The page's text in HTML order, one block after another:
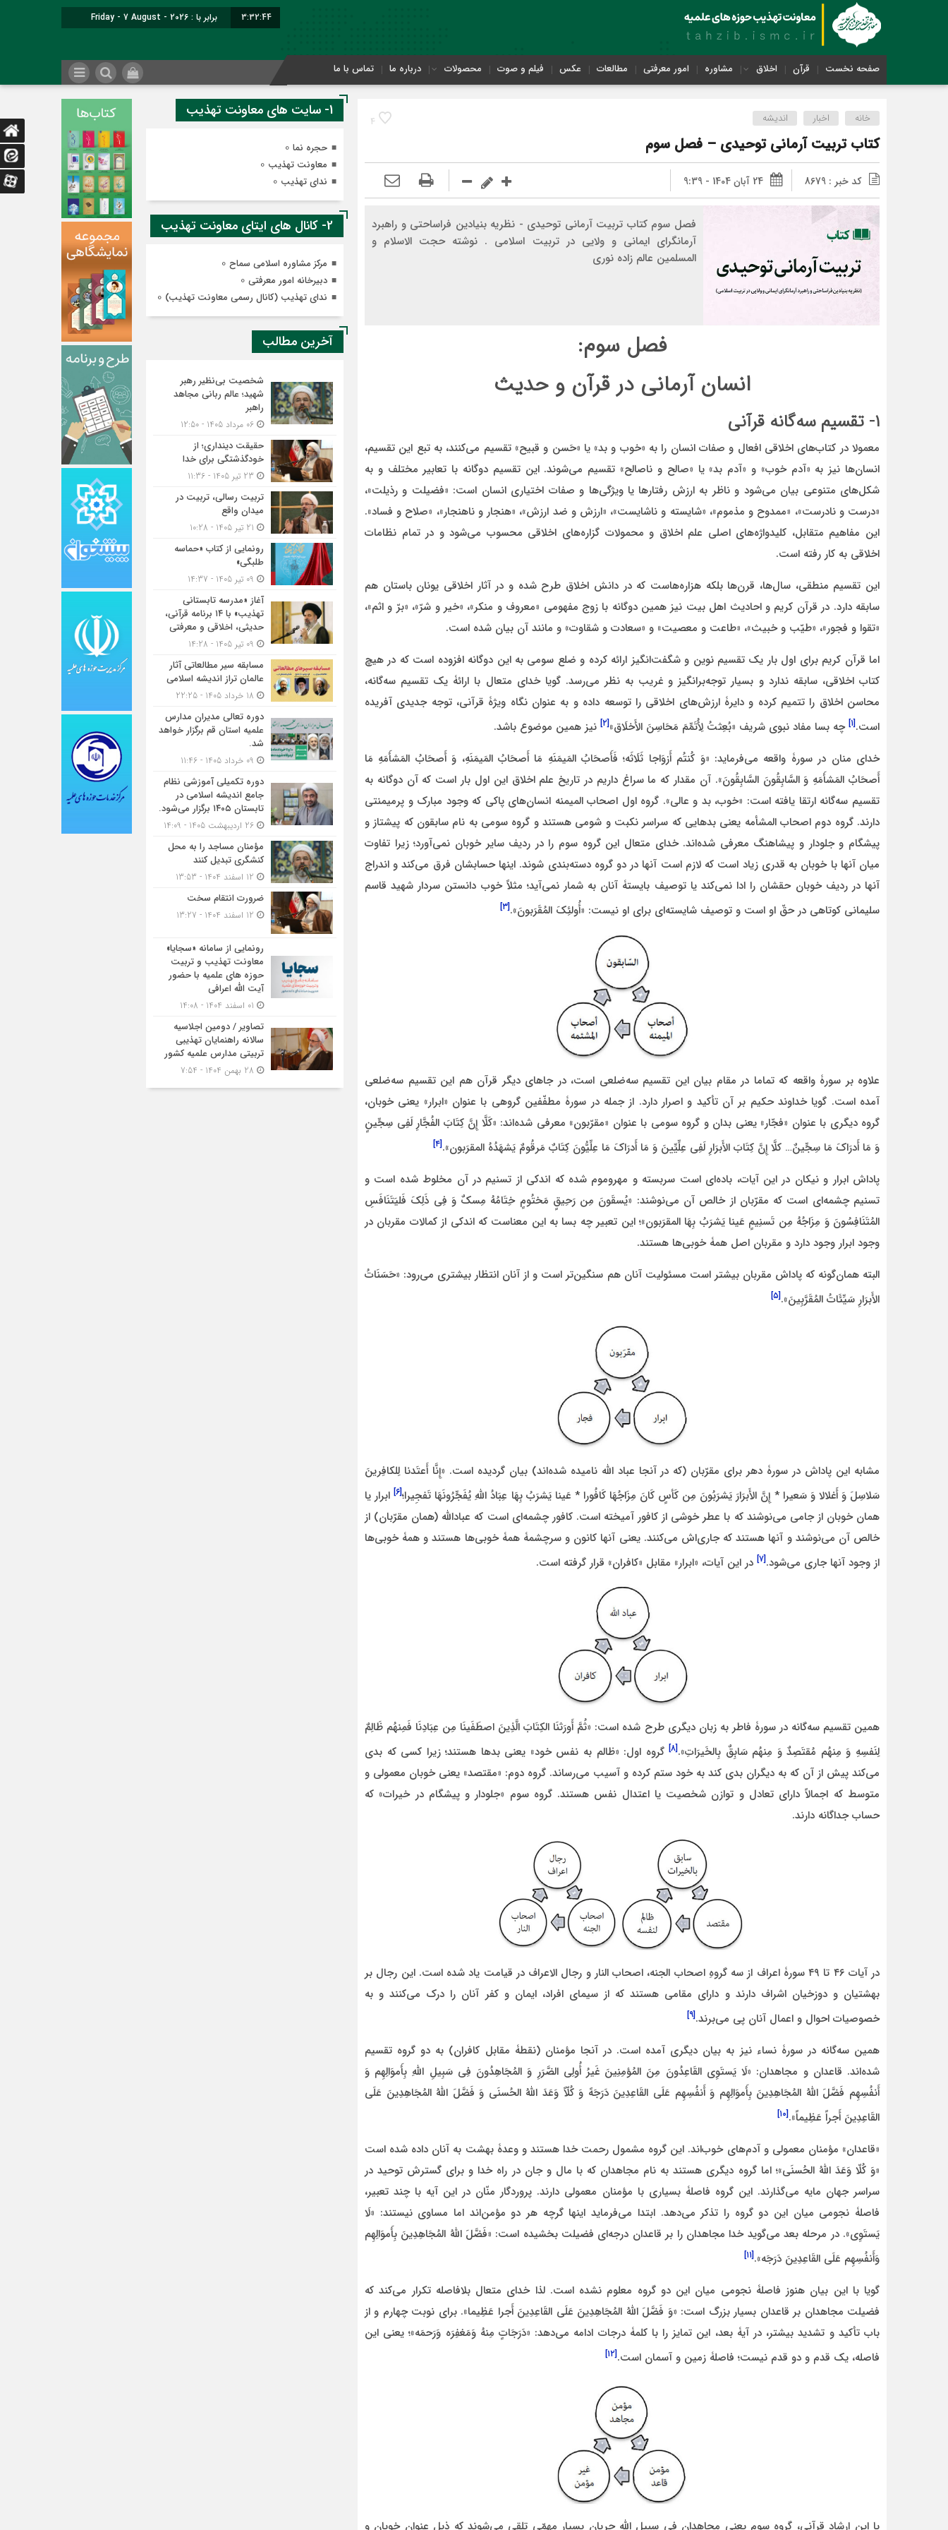
3:32:44 برابر با : Friday - 7 August - 2026
صفحه نخست قرآن اخلاق مشاوره امور معرفتی مطالعات عکس فیلم و صوت محصولات درباره ما تماس با ما
4 خانه اخبار اندیشه
کتاب تربیت آرمانی توحیدی – فصل سوم
کد خبر : 8679 24 آبان 1404 - 9:39
فصل سوم کتاب تربیت آرمانی توحیدی - نظریه بنیادین فراساحتی و راهبرد
آرمانگرای ایمانی و ولایی در تربیت اسلامی . نوشته حجت الاسلام و
المسلمین عالم زاده نوری
فصل سوم:
انسان آرمانی در قرآن و حدیث
۱- تقسیم سه‌گانۀ قرآنی
معمولا در کتاب‌های اخلاقی افعال و صفات انسان را به «خوب و بد» یا «حَسن و قبیح» تقسیم می‌کنند، به تبع این تقسیم،
انسان‌ها نیز به «آدم خوب» و «آدم بد» یا «صالح و ناصالح» تقسیم می‌شوند. این تقسیم دوگانه با تعابیر مختلف و به
شکل‌های متنوعی بیان می‌شود و ناظر به ارزش رفتارها یا ویژگی‌ها و صفات اختیاری انسان است: «فضیلت و رذیلت»،
«درست و نادرست»، «ممدوح و مذموم»، «شایسته و ناشایست»، «ارزش و ضد ارزش»، «هنجار و ناهنجار»، «صلاح و فساد».
این مفاهیم متقابل، کلیدواژه‌های اصلی علم اخلاق و محمولات گزاره‌های اخلاقی محسوب می‌شود و در تمام نظامات
اخلاقی به کار رفته است.
این تقسیم منطقی، سال‌ها، قرن‌ها بلکه هزاره‌هاست که در دانش اخلاق طرح شده و در آثار اخلاقی یونان باستان هم
سابقه دارد. در قرآن کریم و احادیث اهل بیت نیز همین دوگانه با زوج مفهومی «معروف و منکر»، «خیر و شرّ»، «برّ و اثم»،
«تقوا و فجور»، «طیّب و خبیث»، «طاعت و معصیت» و «سعادت و شقاوت» و مانند آن بیان شده است.
اما قرآن کریم برای اول بار یک تقسیم نوین و شگفت‌انگیز ارائه کرده و ضلع سومی به این دوگانه افزوده است که در هیچ
کتاب اخلاقی، سابقه ندارد و بسیار توجه‌برانگیز و غریب به نظر می‌رسد. گویا خدای متعال با ارائۀ یک تقسیم سه‌گانه،
محاسن اخلاق را تتمیم کرده و دایرۀ ارزش‌های اخلاقی را توسعه داده و به عنوان نگاه ویژۀ قرآنی، توجه جدیدی آفریده
است.[۱] چه بسا مفاد نبوی شریف «بُعِثتُ لِأُتَمِّمَ مَحَاسِنَ الأَخلَاق‏»[۲]
نیز همین موضوع باشد.
خدای منان در سورۀ واقعه می‌فرماید: «وَ کُنتُم أَزوَاجا ثَلَاثَه؛ فَأَصحَابُ المَیمَنَهِ مَا أَصحَابُ المَیمَنَهِ، وَ أَصحَابُ المَشأَمَهِ مَا
أَصحَابُ المَشأَمَهِ وَ السَّابِقُونَ السَّابِقُونَ». آن مقدار که ما سراغ داریم در تاریخ علم اخلاق این اول بار است که آن دوگانه به
تقسیم سه‌گانه ارتقا یافته است: «خوب، بد و عالی». گروه اول اصحاب المیمنه انسان‌های پاکی که وجود مبارک و پرمیمنتی
دارند. گروه دوم اصحاب المشأمه یعنی بدهایی که سراسر نکبت و شومی هستند و گروه سومی به نام سابقون که پیشتاز و
پیشگام و جلودار و پیشاهنگ معرفی شده‌اند. خدای متعال این گروه سوم را در ردیف سایر خوبان نمی‌آورد؛ زیرا تفاوت
میان آنها با خوبان به قدری زیاد است که لازم است آنها در دو گروه دسته‌بندی شوند. اینها حسابشان فرق می‌کند و اندراج
آنها در ردیف خوبان حقشان را ادا نمی‌کند یا توصیف بایستۀ آنان به شمار نمی‌آید؛ مثلاً خوب دانستن سردار شهید قاسم
سلیمانی کوتاهی در حقّ او است و توصیف شایسته‌ای برای او نیست: «أُولئِکَ المُقَرَبونَ‏».[۳]
علاوه بر سورۀ واقعه که تماما در مقام بیان این تقسیم سه‌ضلعی است، در جاهای دیگر قرآن هم این تقسیم سه‌ضلعی
آمده است. گویا خداوند حکیم بر آن تأکید و اصرار دارد. از جمله در سورۀ مطفّفین گروهی با عنوان «ابرار» یعنی خوبان،
گروه دیگری با عنوان «فجّار» یعنی بدان و گروه سومی با عنوان «مقرّبون» معرفی شده‌اند: «کَلَّا إِنَّ کِتَابَ الفُجَّارِ لَفِی سِجِّینٍ
وَ مَا أَدرَاکَ مَا سِجِّینٌ… کلَّا إِنَّ کِتَابَ الأَبرَارِ لَفِی عِلِّیِّینَ وَ مَا أَدرَاکَ مَا عِلِّیُّونَ کِتَابٌ مَرقُومٌ یَشهَدُهُ المقرَبون».[۴]
پاداش ابرار و نیکان در این آیات، باده‌ای است سربسته و مهروموم شده که اندکی از تسنیم در آن مخلوط شده است و
تسنیم چشمه‌ای است که مقرّبان از خالص آن می‌نوشند: «یُسقَونَ مِن رَحِیقٍ مَختُومٍ خِتَامُهُ مِسکٌ وَ فِی ذَلِکَ فَلیَتَنَافَسِ
المُتَنَافِسُونَ وَ مِزَاجُهُ مِن تَسنِیمٍ عَینا یَشرَبُ بِهَا المقرَبون»؛ این تعبیر چه بسا به این معناست که اندکی از کمالات مقربان در
وجود ابرار وجود دارد و مقربان اصل همۀ خوبی‌ها هستند.
البته همان‌گونه که پاداش مقربان بیشتر است مسئولیت آنان هم سنگین‌تر است و از آنان انتظار بیشتری می‌رود: «حَسَنَاتُ
الأَبرَارِ سَیِّئَاتُ المُقَرَّبِینَ».[۵]
مشابه این پاداش در سورۀ دهر برای مقرّبان (که در آنجا عباد اللّه نامیده شده‌اند) بیان گردیده است. «إِنَّا أَعتَدنا لِلکافِرینَ
سَلاسِلَ وَ أَغلالا وَ سَعیرا * إِنَّ الأَبرَارَ یَشرَبُونَ مِن کَأسٍ کَانَ مِزَاجُهَا کَافُورا * عَینا یَشرَبُ بِهَا عِبَادُ اللَّهِ یُفَجِّرُونَهَا تَفجِیرا؛[۶] ابرار یا
همان خوبان از جامی می‌نوشند که با عطر خوشی از کافور آمیخته است. کافور چشمه‌ای است که عبادالله (همان مقرّبان) از
خالص آن می‌‏نوشند و آنها هستند که جاری‌اش می‌کنند. یعنی آنها کانون و سرچشمۀ همۀ خوبی‌ها هستند و همۀ خوبی‌ها
از وجود آنها جاری می‌شود.[۷] در این آیات، «ابرار» مقابل «کافران» قرار گرفته است.
همین تقسیم سه‌گانه در سورۀ فاطر به زبان دیگری طرح شده است: «ثُمَّ أَورَثنَا الکِتَابَ الَّذِینَ اصطَفَینَا مِن عِبَادِنَا فَمِنهُم ظَالِمٌ
لِنَفسِهِ وَ مِنهُم مُقتَصِدٌ وَ مِنهُم سَابِقٌ بِالخَیرَاتِ».[۸] گروه اول: «ظالم به نفس خود» یعنی بدها هستند؛ زیرا کسی که بدی
می‌کند پیش از آن که به دیگران بدی کند به خود ستم کرده و آسیب می‌رساند. گروه دوم: «مقتصد» یعنی خوبان معمولی و
متوسط که اجمالاً دارای تعادل و توازن شخصیت یا اعتدال نفس هستند. گروه سوم «جلودار و پیشگام در خیرات» که
حساب جداگانه دارند.
در آیات ۴۶ تا ۴۹ سورۀ اعراف از سه گروهِ اصحاب الجنه، اصحاب النار و رجال الاعراف در قیامت یاد شده است. این رجال بر
بهشتیان و دوزخیان اشراف دارند و دارای مقامی هستند که از سیمای افراد، ایمان و کفر آنان را درک می‌کنند و به
خصوصیات احوال و اعمال آنان پی می‌‏برند.[۹]
همین سه‌گانه در سورۀ نساء نیز به بیان دیگری آمده است. در آنجا مؤمنان (نقطۀ مقابل کافران) به دو گروه تقسیم
شده‌اند. قاعدان و مجاهدان: «لَا یَستَوِی القَاعِدُونَ مِنَ المُؤمِنِینَ غَیرُ أُولِی الضَّرَرِ وَ المُجَاهِدُونَ فِی سَبِیلِ اللَّهِ بِأَموَالِهِم وَ
أَنفُسِهِم فَضَّلَ اللَّهُ المُجَاهِدِینَ بِأَموَالِهِم وَ أَنفُسِهِم عَلَی القَاعِدِینَ دَرَجَهً وَ کُلّاً وَعَدَ اللَّهُ الحُسنَی وَ فَضَّلَ اللَّهُ المُجَاهِدِینَ عَلَی
القَاعِدِینَ أَجراً عَظِیماً».[۱۰]
«قاعدان» مؤمنان معمولی و آدم‌های خوب‌اند. این گروه مشمول رحمت خدا هستند و وعدۀ بهشت به آنان داده شده است
«وَ کُلّا وَعَدَ اللَّهُ الحُسنَی»؛ اما گروه دیگری هستند به نام مجاهدان که با مال و جان در راه خدا و برای گسترش توحید در
سراسر جهان مایه می‌گذارند. این گروه فاصلۀ بسیاری با مؤمنان معمولی دارند. پروردگار منّان در این آیه با چند تعبیر،
فاصلۀ نجومی میان این دو گروه را تذکر می‌دهد. ابتدا می‌فرماید اینها گرچه هر دو مؤمن‌اند اما مساوی نیستند: «لَا
یَستَوِی». در مرحله بعد می‌گوید خدا مجاهدان را بر قاعدان درجه‌ای فضیلت بخشیده است: «فَضَّلَ اللَّهُ المُجَاهِدِینَ بِأَموَالِهِم
وَأَنفُسِهِم عَلَی القَاعِدِینَ دَرَجَه».[۱۱]
گویا با این بیان هنوز فاصلۀ نجومی میان این دو گروه معلوم نشده است. لذا خدای متعال بلافاصله تکرار می‌کند که
فضیلت مجاهدان بر قاعدان بسیار بزرگ است: «وَ فَضَّلَ اللَّهُ المُجَاهِدِینَ عَلَی القَاعِدِینَ أَجرا عَظِیما». برای نوبت چهارم و از
باب تأکید و تشدید بیشتر، در آیۀ بعد، این تمایز را با کلمۀ درجات ادامه می‌دهد: «دَرَجَاتٍ مِنهُ وَمَغفِرَه وَرَحمَه»؛ یعنی این
فاصله، یک قدم و دو قدم نیست؛ فاصلۀ زمین و آسمان است.[۱۲]
با این ارشاد قرآنی، گروه سوم یعنی مجاهدان فی سبیل الله جریان بسیار مهمّی تلقی می‌شوند که ذیل عنوان خوبان و
1- سایت های معاونت تهذیب
حجره نما
معاونت تهذیب
ندای تهذیب
2- کانال های ایتای معاونت تهذیب
مرکز مشاوره اسلامی سماح
دبیرخانه امور معرفتی
ندای تهذیب (کانال رسمی معاونت تهذیب)
آخرین مطالب
شخصیت بی‌نظیر رهبر
شهید؛ عالم ربانی مجاهد
راهبر
حقیقت دینداری؛ از
خودگذشتگی برای خدا
تربیت رسالی، تربیت در
میدان واقع
رونمایی از کتاب «حماسه
طلبگی»
آغاز «مدرسه تابستانی
تهذیب» با ۱۴ برنامه قرآنی،
حدیثی، اخلاقی و معرفتی
مسابقه سیر مطالعاتی آثار
عالمان تراز اندیشه اسلامی
دوره تعالی مدیران مدارس
علمیه استان قم برگزار خواهد
شد.
دوره تکمیلی آموزشی نظام
جامع اندیشه اسلامی در
تابستان ۱۴۰۵ برگزار می‌شود.
مؤمنان مساجد را به محل
کنشگری تبدیل کنند
ضرورت انتقام سخت
رونمایی از سامانه «سجایا»
معاونت تهذیب و تربیت
حوزه‌ های علمیه با حضور
آیت الله اعرافی
تصاویر / دومین اجلاسیه
سالانه راهنمایان تهذیبی
تربیتی مدارس علمیه کشور